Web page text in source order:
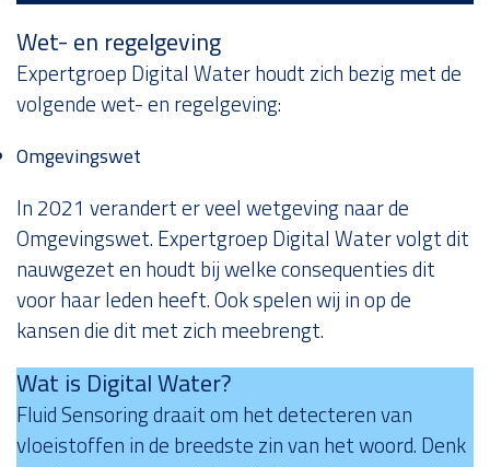
Wet- en regelgeving
Expertgroep Digital Water houdt zich bezig met de
volgende wet- en regelgeving:
Omgevingswet
In 2021 verandert er veel wetgeving naar de
Omgevingswet. Expertgroep Digital Water volgt dit
nauwgezet en houdt bij welke consequenties dit
voor haar leden heeft. Ook spelen wij in op de
kansen die dit met zich meebrengt.
Wat is Digital Water?
Fluid Sensoring draait om het detecteren van
vloeistoffen in de breedste zin van het woord. Denk